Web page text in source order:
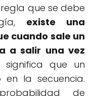
que se debe
existe una
cuando sale un
a salir una vez
que un
la secuencia.
de